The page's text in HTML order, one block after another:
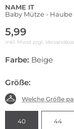
NAME IT
Baby Mütze -
5,99
inkl. Mwst zzgl.
Farbe: Beige
Größe:
Welche Größe
40 44